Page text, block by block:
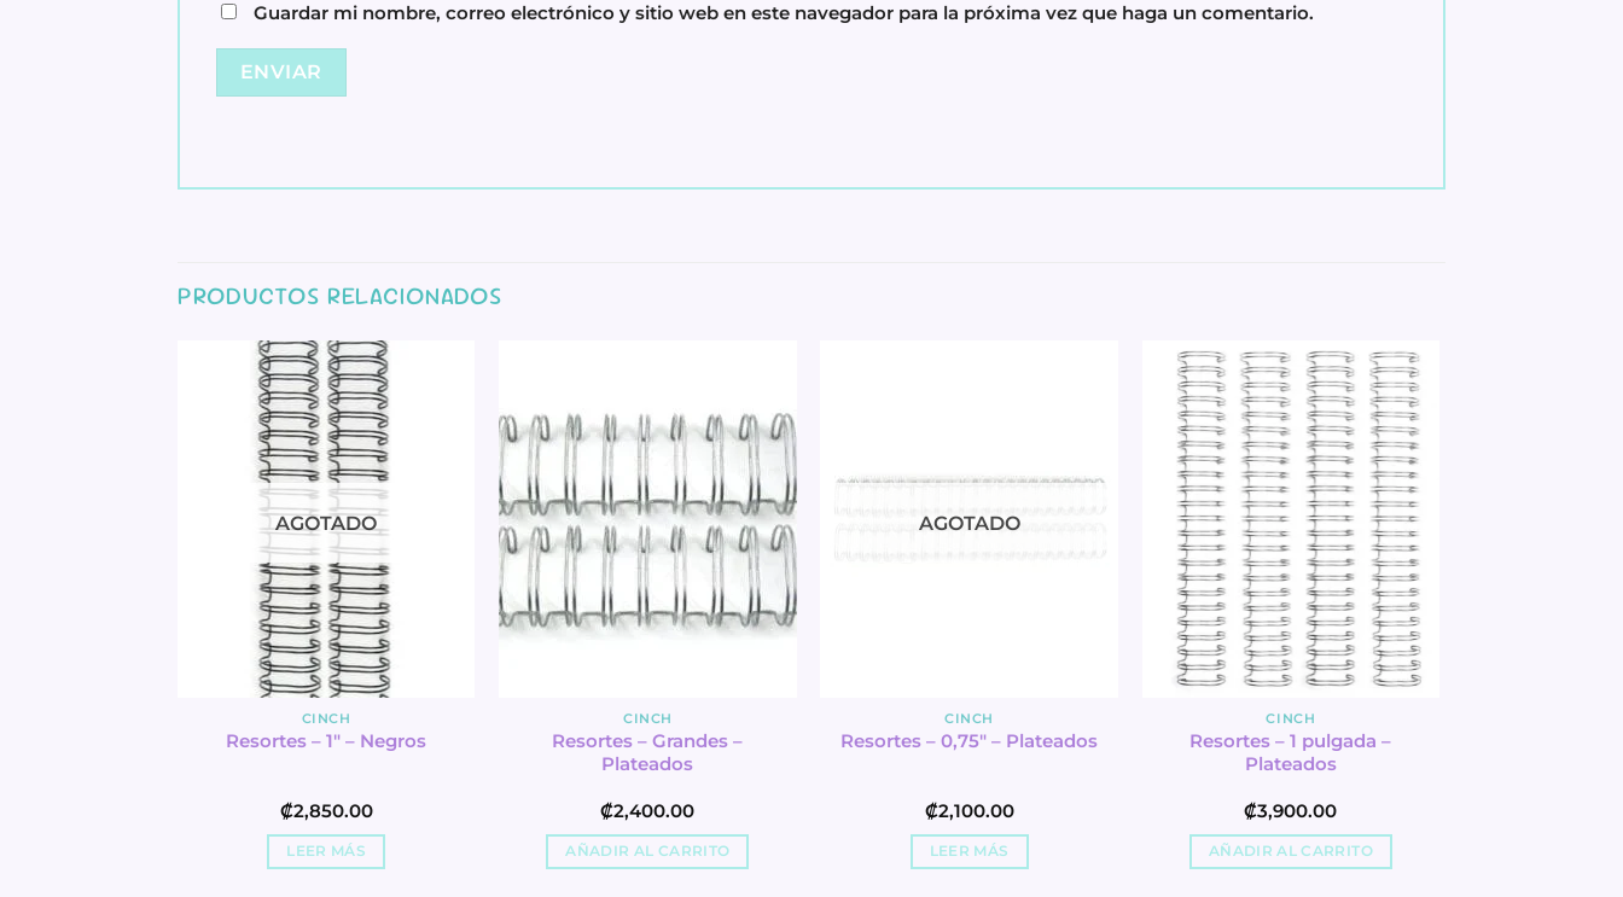
Guardar mi nombre, correo electrónico y sitio web en este navegador para la próxima vez que haga un comentario.
PRODUCTOS RELACIONADOS
AGOTADO
CINCH
Resortes – 1″ – Negros
₡2,850.00
LEER MÁS
CINCH
Resortes – Grandes –
Plateados
₡2,400.00
AÑADIR AL CARRITO
AGOTADO
CINCH
Resortes – 0,75″ – Plateados
₡2,100.00
LEER MÁS
CINCH
Resortes – 1 pulgada –
Plateados
₡3,900.00
AÑADIR AL CARRITO